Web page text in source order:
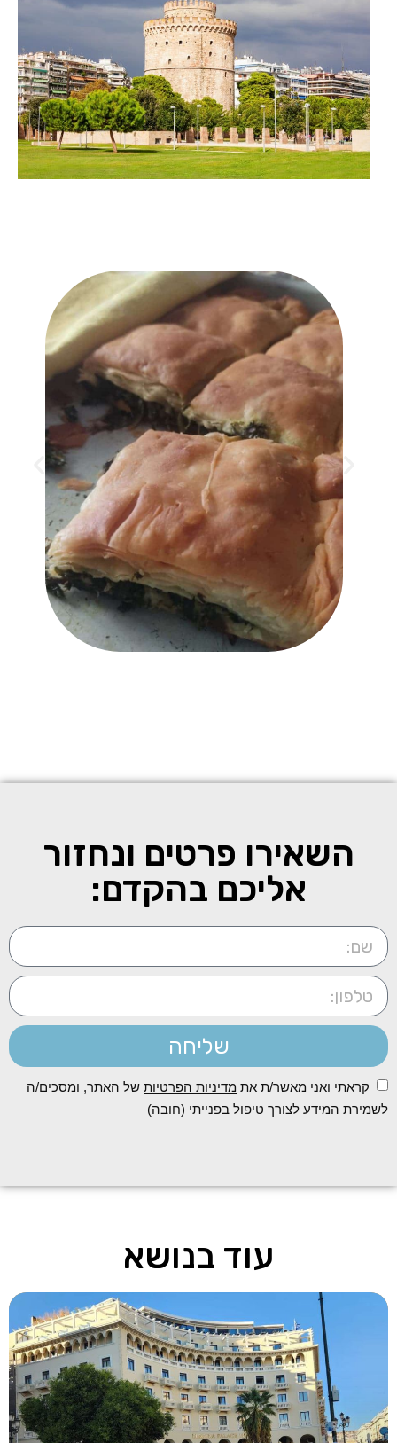
השאירו פרטים ונחזור
אליכם בהקדם:
שליחה
קראתי ואני מאשר/ת את מדיניות הפרטיות של האתר, ומסכים/ה
לשמירת המידע לצורך טיפול בפנייתי (חובה)
עוד בנושא